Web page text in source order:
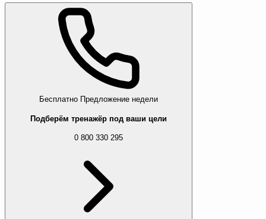
Бесплатно Предложение недели
Подберём тренажёр под ваши цели
0 800 330 295